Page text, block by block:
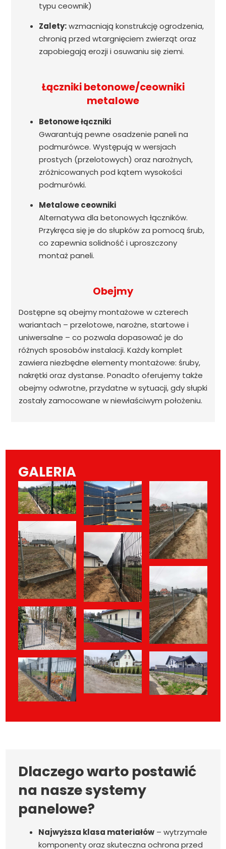
typu ceownik)
Zalety:wzmacniają konstrukcję ogrodzenia,
chronią przed wtargnięciem zwierząt oraz
zapobiegają erozji i osuwaniu się ziemi.
Łączniki betonowe/ceowniki
metalowe
Betonowe łączniki
Gwarantują pewne osadzenie paneli na
podmurówce. Występują w wersjach
prostych (przelotowych) oraz narożnych,
zróżnicowanych pod kątem wysokości
podmurówki.
Metalowe ceowniki
Alternatywa dla betonowych łączników.
Przykręca się je do słupków za pomocą śrub,
co zapewnia solidność i uproszczony
montaż paneli.
Obejmy
Dostępne są obejmy montażowe w czterech
wariantach – przelotowe, narożne, startowe i
uniwersalne – co pozwala dopasować je do
różnych sposobów instalacji. Każdy komplet
zawiera niezbędne elementy montażowe: śruby,
nakrętki oraz dystanse. Ponadto oferujemy także
obejmy odwrotne, przydatne w sytuacji, gdy słupki
zostały zamocowane w niewłaściwym położeniu.
GALERIA
Dlaczego warto postawić
na nasze systemy
panelowe?
Najwyższa klasa materiałów – wytrzymałe
komponenty oraz skuteczna ochrona przed